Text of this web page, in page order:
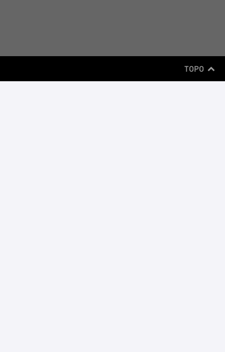
TOPO